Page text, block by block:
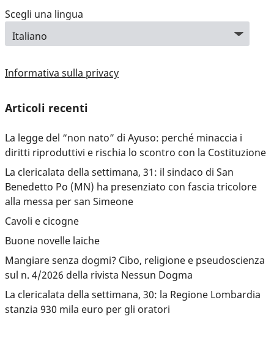
Scegli una lingua
Informativa sulla privacy
Articoli recenti
La legge del “non nato” di Ayuso: perché minaccia i
diritti riproduttivi e rischia lo scontro con la Costituzione
La clericalata della settimana, 31: il sindaco di San
Benedetto Po (MN) ha presenziato con fascia tricolore
alla messa per san Simeone
Cavoli e cicogne
Buone novelle laiche
Mangiare senza dogmi? Cibo, religione e pseudoscienza
sul n. 4/2026 della rivista Nessun Dogma
La clericalata della settimana, 30: la Regione Lombardia
stanzia 930 mila euro per gli oratori